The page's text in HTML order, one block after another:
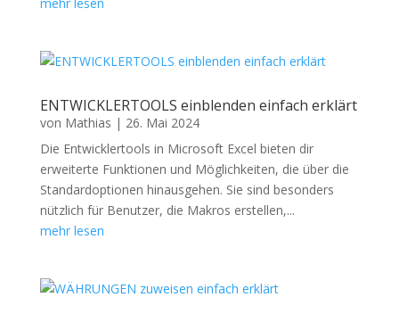
ENTWICKLERTOOLS einblenden einfach erklärt
von Mathias | 26. Mai 2024
Die Entwicklertools in Microsoft Excel bieten dir
erweiterte Funktionen und Möglichkeiten, die über die
Standardoptionen hinausgehen. Sie sind besonders
nützlich für Benutzer, die Makros erstellen,...
mehr lesen